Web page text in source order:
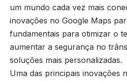
um mundo cada vez mais
inovações no Google Maps
fundamentais para otimizar o
aumentar a segurança no
soluções mais personalizadas.
Uma das principais inovações